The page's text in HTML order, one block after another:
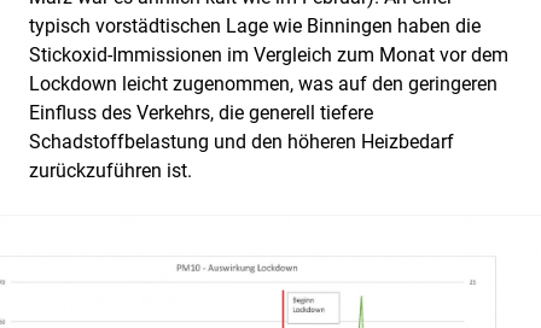
typisch vorstädtischen Lage wie Binningen haben die
Stickoxid-Immissionen im Vergleich zum Monat vor dem
Lockdown leicht zugenommen, was auf den geringeren
Einfluss des Verkehrs, die generell tiefere
Schadstoffbelastung und den höheren Heizbedarf
zurückzuführen ist.